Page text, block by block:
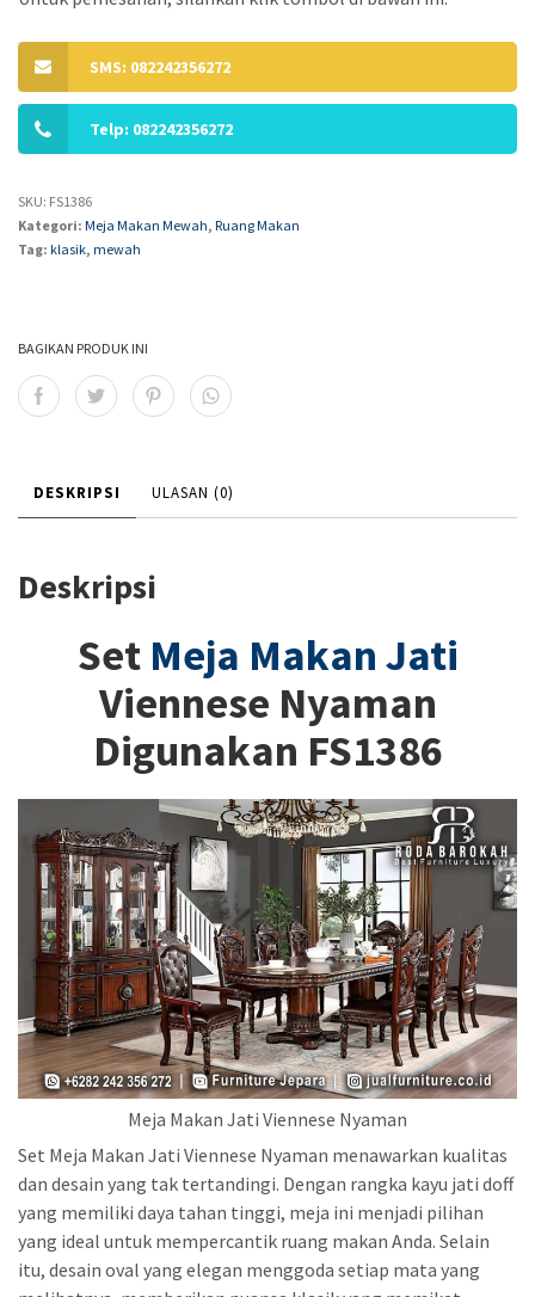
SMS: 082242356272
Telp: 082242356272
SKU: FS1386
Kategori: Meja Makan Mewah, Ruang Makan
Tag: klasik, mewah
BAGIKAN PRODUK INI
DESKRIPSI ULASAN (0)
Deskripsi
Set Meja Makan Jati
Viennese Nyaman
Digunakan FS1386
Meja Makan Jati Viennese Nyaman
Set Meja Makan Jati Viennese Nyaman menawarkan kualitas
dan desain yang tak tertandingi. Dengan rangka kayu jati doff
yang memiliki daya tahan tinggi, meja ini menjadi pilihan
yang ideal untuk mempercantik ruang makan Anda. Selain
itu, desain oval yang elegan menggoda setiap mata yang